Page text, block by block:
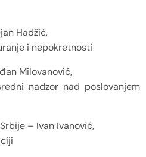
Hadžić,
i nepokretnosti
Milovanović,
nadzor nad poslovanjem
– Ivan Ivanović,